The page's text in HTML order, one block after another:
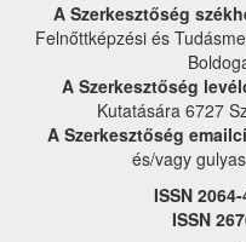
A Szerkesztőség
Felnőttképzési és
A Szerkesztőség
Kutatására 6727
A Szerkesztőség
és/vagy
ISSN
ISSN